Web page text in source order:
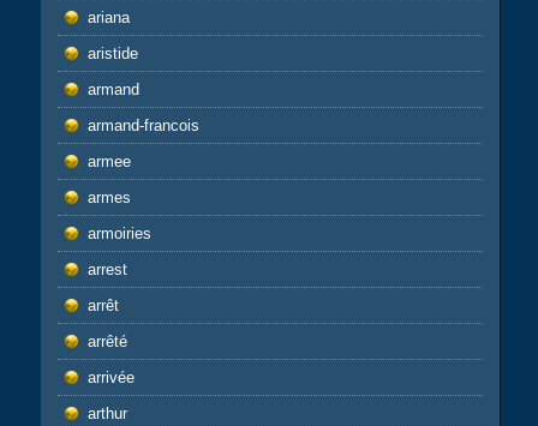
ariana
aristide
armand
armand-francois
armee
armes
armoiries
arrest
arrêt
arrêté
arrivée
arthur